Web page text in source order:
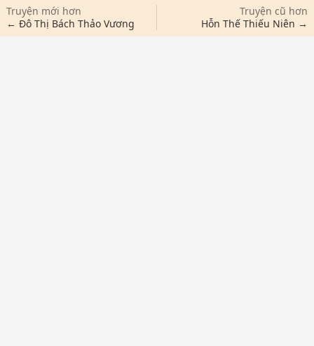
Truyện mới hơn
← Đô Thị Bách Thảo Vương
Truyện cũ hơn
Hỗn Thế Thiếu Niên →